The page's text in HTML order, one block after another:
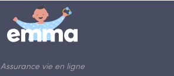
Assurance vie en ligne